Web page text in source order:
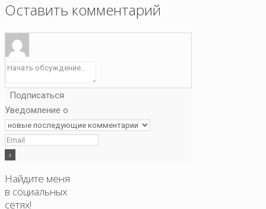
Оставить комментарий
Подписаться
Уведомление о
Найдите меня
в социальных
сетях!